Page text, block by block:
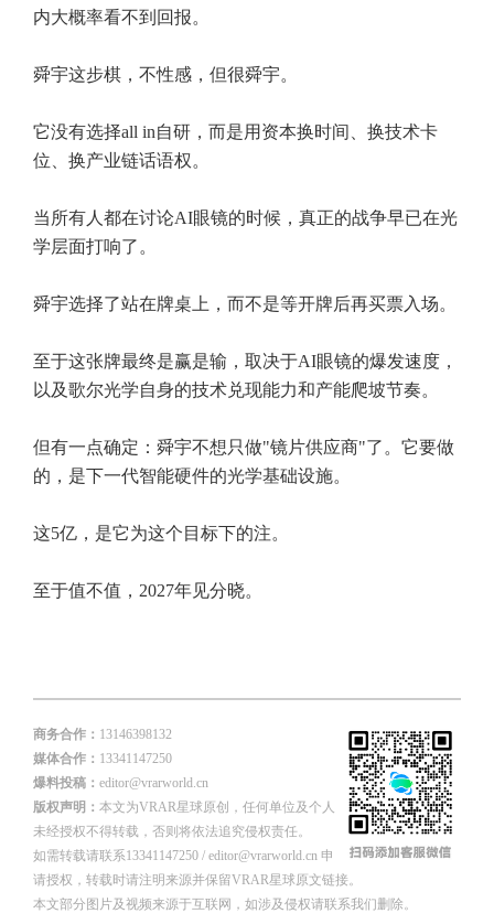
内大概率看不到回报。
舜宇这步棋，不性感，但很舜宇。
它没有选择all in自研，而是用资本换时间、换技术卡
位、换产业链话语权。
当所有人都在讨论AI眼镜的时候，真正的战争早已在光
学层面打响了。
舜宇选择了站在牌桌上，而不是等开牌后再买票入场。
至于这张牌最终是赢是输，取决于AI眼镜的爆发速度，
以及歌尔光学自身的技术兑现能力和产能爬坡节奏。
但有一点确定：舜宇不想只做"镜片供应商"了。它要做
的，是下一代智能硬件的光学基础设施。
这5亿，是它为这个目标下的注。
至于值不值，2027年见分晓。
商务合作： 13146398132
媒体合作： 13341147250
爆料投稿： editor@vrarworld.cn
版权声明： 本文为VRAR星球原创，任何单位及个人
未经授权不得转载，否则将依法追究侵权责任。
如需转载请联系13341147250 / editor@vrarworld.cn 申
请授权，转载时请注明来源并保留VRAR星球原文链接。
本文部分图片及视频来源于互联网，如涉及侵权请联系我们删除。